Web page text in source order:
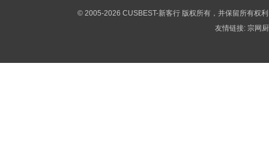
© 2005-2026 CUSBEST-新客行 版权所有，并保留所有权
友情链接: 宗网